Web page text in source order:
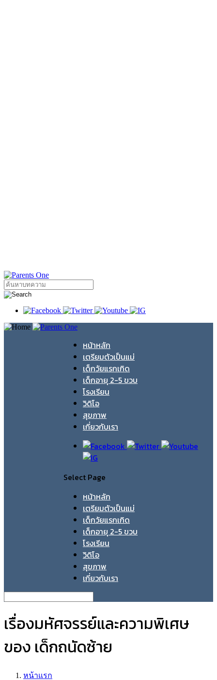
หน้าหลัก
เตรียมตัวเป็นแม่
เด็กวัยแรกเกิด
เด็กอายุ 2-5 ขวบ
โรงเรียน
วิดิโอ
สุขภาพ
เกี่ยวกับเรา
Select Page
หน้าหลัก
เตรียมตัวเป็นแม่
เด็กวัยแรกเกิด
เด็กอายุ 2-5 ขวบ
โรงเรียน
วิดิโอ
สุขภาพ
เกี่ยวกับเรา
เรื่องมหัศจรรย์และความพิเศษ
ของ เด็กถนัดซ้าย
หน้าแรก